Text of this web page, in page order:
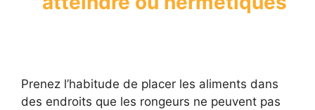
Prenez l’habitude de placer les aliments dans
des endroits que les rongeurs ne peuvent pas